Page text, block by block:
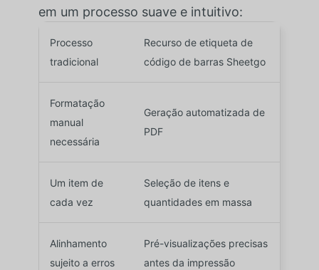
em um processo suave e intuitivo:
Processo
tradicional
Recurso de etiqueta de
código de barras Sheetgo
Formatação
manual
necessária
Geração automatizada de
PDF
Um item de
cada vez
Seleção de itens e
quantidades em massa
Alinhamento
sujeito a erros
Pré-visualizações precisas
antes da impressão